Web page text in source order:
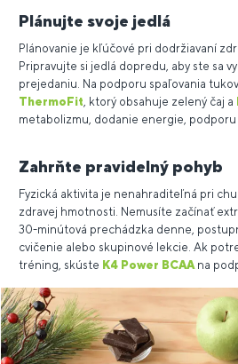
Plánujte svoje jedlá
Plánovanie je kľúčové pri dodržiavaní
Pripravujte si jedlá dopredu, aby ste sa
prejedaniu. Na podporu spaľovania
ThermoFit, ktorý obsahuje zelený čaj a
metabolizmu, dodanie energie, podporu
Zahrňte pravidelný pohyb
Fyzická aktivita je nenahraditeľná pri
zdravej hmotnosti. Nemusíte začínať
30-minútová prechádzka denne,
cvičenie alebo skupinové lekcie. Ak
tréning, skúste K4 Power BCAAna